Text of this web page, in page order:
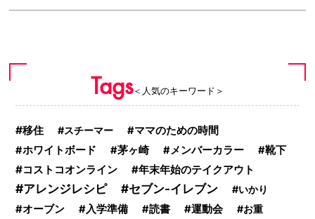
Tags＜人気のキーワード＞
移住 スチーマー
ママのための時間
ホワイトボード
茅ヶ崎 メンバーカラー 靴下
コストコオンライン 年末年始のテイクアウト
アレンジレシピ セブン-イレブン いかり
オーブン 入学準備 読書 運動会 お重